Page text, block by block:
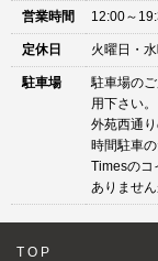
営業時間 12:00～
定休日 火曜日・水
駐車場
駐車場の
用下さい。
外苑西通
時間駐車
Timesのコ
ありませ
TOP